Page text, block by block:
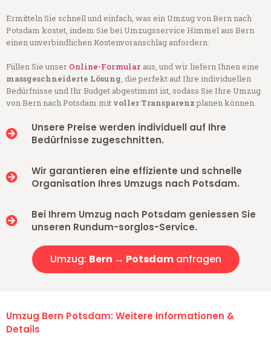
Ermitteln Sie schnell und einfach, was ein Umzug von Bern nach
Potsdam kostet, indem Sie bei Umzugsservice Himmel aus Bern
einen unverbindlichen Kostenvoranschlag anfordern.
Füllen Sie unser Online-Formular aus, und wir liefern Ihnen eine
massgeschneiderte Lösung, die perfekt auf Ihre individuellen
Bedürfnisse und Ihr Budget abgestimmt ist, sodass Sie Ihre Umzug
von Bern nach Potsdam mit voller Transparenzplanen können.
Unsere Preise werden individuell auf Ihre
Bedürfnisse zugeschnitten.
Wir garantieren eine effiziente und schnelle
Organisation Ihres Umzugs nach Potsdam.
Bei Ihrem Umzug nach Potsdam geniessen Sie
unseren Rundum-sorglos-Service.
Umzug: Bern → Potsdamanfragen
Umzug Bern Potsdam: Weitere Informationen &
Details